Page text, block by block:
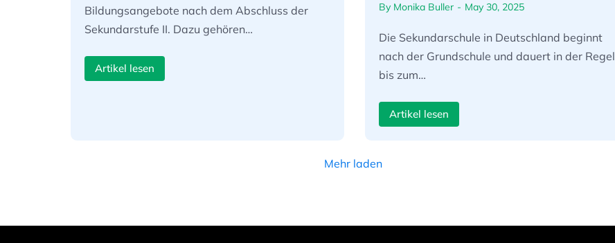
Bildungsangebote nach dem Abschluss der
Sekundarstufe II. Dazu gehören…
Artikel lesen
By Monika Buller May 30, 2025
Die Sekundarschule in Deutschland beginnt
nach der Grundschule und dauert in der Regel
bis zum…
Artikel lesen
Mehr laden